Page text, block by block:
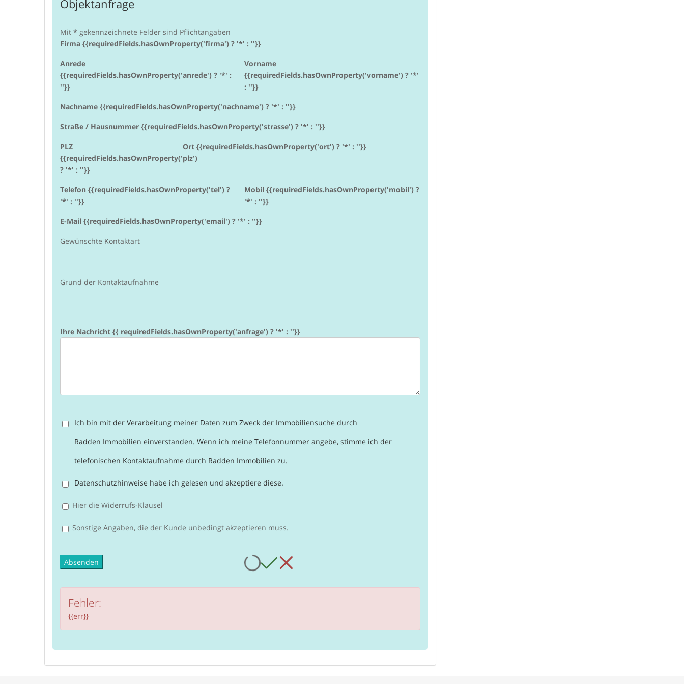
Objektanfrage
Mit * gekennzeichnete Felder sind Pflichtangaben
Firma {{requiredFields.hasOwnProperty('firma') ? '*' : ''}}
Anrede
{{requiredFields.hasOwnProperty('anrede') ? '*' :
''}}
Vorname
{{requiredFields.hasOwnProperty('vorname') ? '*'
: ''}}
Nachname {{requiredFields.hasOwnProperty('nachname') ? '*' : ''}}
Straße / Hausnummer {{requiredFields.hasOwnProperty('strasse') ? '*' : ''}}
PLZ
{{requiredFields.hasOwnProperty('plz')
? '*' : ''}}
Ort {{requiredFields.hasOwnProperty('ort') ? '*' : ''}}
Telefon {{requiredFields.hasOwnProperty('tel') ?
'*' : ''}}
Mobil {{requiredFields.hasOwnProperty('mobil') ?
'*' : ''}}
E-Mail {{requiredFields.hasOwnProperty('email') ? '*' : ''}}
Gewünschte Kontaktart
Grund der Kontaktaufnahme
Ihre Nachricht {{ requiredFields.hasOwnProperty('anfrage') ? '*' : ''}}
Ich bin mit der Verarbeitung meiner Daten zum Zweck der Immobiliensuche durch
Radden Immobilien einverstanden. Wenn ich meine Telefonnummer angebe, stimme ich der
telefonischen Kontaktaufnahme durch Radden Immobilien zu.
Datenschutzhinweise habe ich gelesen und akzeptiere diese.
Hier die Widerrufs-Klausel
Sonstige Angaben, die der Kunde unbedingt akzeptieren muss.
Fehler:
{{err}}